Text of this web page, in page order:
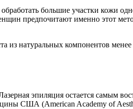
большие участки кожи
предпочитают именно этот
из натуральных компонентов
эпиляция остается самым
США (American Academy of